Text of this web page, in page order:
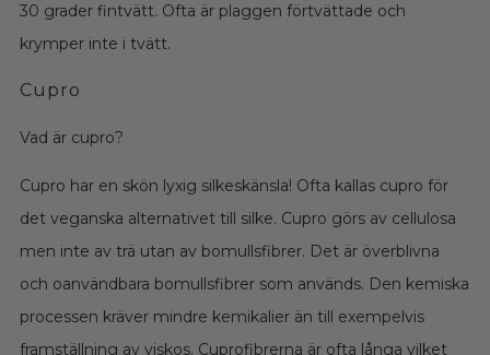
30 grader fintvätt. Ofta är plaggen förtvättade och
krymper inte i tvätt.
Cupro
Vad är cupro?
Cupro har en skön lyxig silkeskänsla! Ofta kallas cupro för
det veganska alternativet till silke. Cupro görs av cellulosa
men inte av trä utan av bomullsfibrer. Det är överblivna
och oanvändbara bomullsfibrer som används. Den kemiska
processen kräver mindre kemikalier än till exempelvis
framställning av viskos. Cuprofibrerna är ofta långa vilket